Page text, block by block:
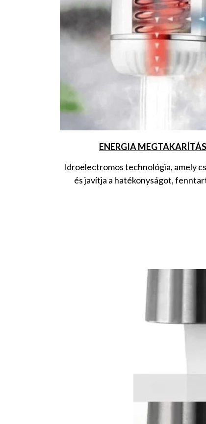
ENERGIA
Idroelectromos technológia, amely
és javítja a hatékonyságot,